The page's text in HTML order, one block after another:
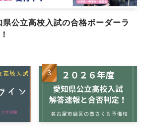
県公立高校入試の合格ボーダーラ